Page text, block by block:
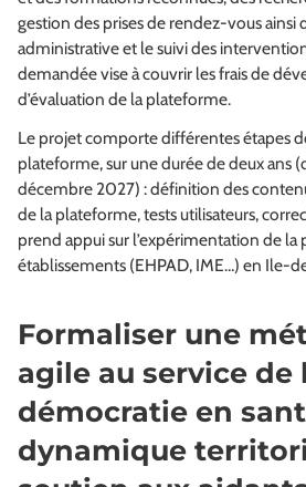
gestion des prises de rendez-vous ainsi
administrative et le suivi des
demandée vise à couvrir les frais de
d’évaluation de la plateforme.
Le projet comporte différentes étapes
plateforme, sur une durée de deux ans
décembre 2027) : définition des
de la plateforme, tests utilisateurs,
prend appui sur l’expérimentation de
établissements (EHPAD, IME…) en Ile-
Formaliser une
agile au service de
démocratie en
dynamique